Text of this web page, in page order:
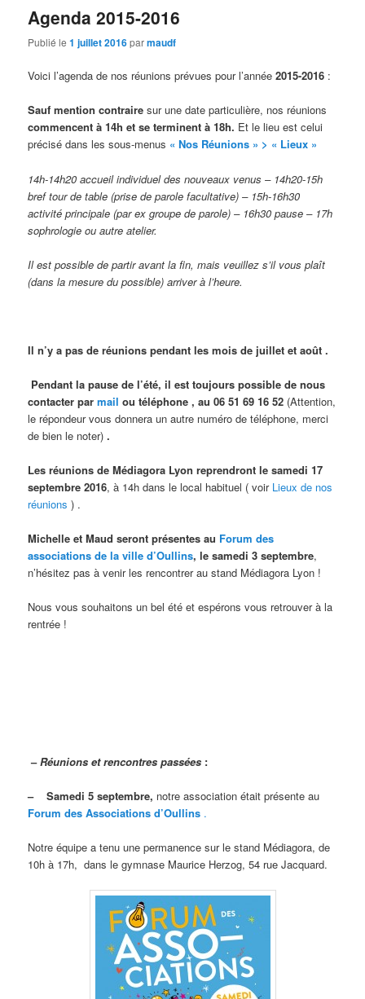
Agenda 2015-2016
Publié le1 juillet 2016parmaudf
Voici l’agenda de nos réunions prévues pour l’année 2015-2016 :
Sauf mention contraire sur une date particulière, nos réunions
commencent à 14h et se terminent à 18h. Et le lieu est celui
précisé dans les sous-menus « Nos Réunions » > « Lieux »
14h-14h20 accueil individuel des nouveaux venus – 14h20-15h
bref tour de table (prise de parole facultative) – 15h-16h30
activité principale (par ex groupe de parole) – 16h30 pause – 17h
sophrologie ou autre atelier.
Il est possible de partir avant la fin, mais veuillez s’il vous plaît
(dans la mesure du possible) arriver à l’heure.
Il n’y a pas de réunions pendant les mois de juillet et août .
Pendant la pause de l’été, il est toujours possible de nous
contacter parmailou téléphone , au 06 51 69 16 52 (Attention,
le répondeur vous donnera un autre numéro de téléphone, merci
de bien le noter) .
Les réunions de Médiagora Lyon reprendront le samedi 17
septembre 2016, à 14h dans le local habituel ( voir Lieux de nos
réunions) .
Michelle et Maud seront présentes au Forum des
associations de la ville d’Oullins, le samedi 3 septembre,
n’hésitez pas à venir les rencontrer au stand Médiagora Lyon !
Nous vous souhaitons un bel été et espérons vous retrouver à la
rentrée !
–Réunions et rencontres passées :
– Samedi 5 septembre, notre association était présente au
Forum des Associations d’Oullins .
Notre équipe a tenu une permanence sur le stand Médiagora, de
10h à 17h, dans le gymnase Maurice Herzog, 54 rue Jacquard.